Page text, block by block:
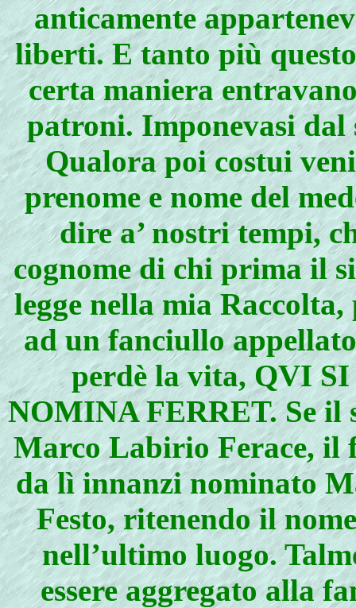
anticamente
liberti. E tanto più
certa maniera
patroni. Imponevasi dal
Qualora poi costui
prenome e nome del
dire a’ nostri tempi,
cognome di chi prima il
legge nella mia
ad un fanciullo
perdè la vita, QVI
NOMINA FERRET. Se il
Marco Labirio Ferace, il
da lì innanzi nominato
Festo, ritenendo il
nell’ultimo luogo.
essere aggregato alla